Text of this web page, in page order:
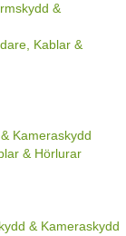
&
Kablar &
Kameraskydd
& Hörlurar
& Kameraskydd